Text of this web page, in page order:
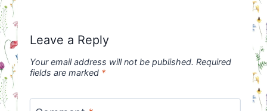
Leave a Reply
Your email address will not be published. Required
fields are marked *